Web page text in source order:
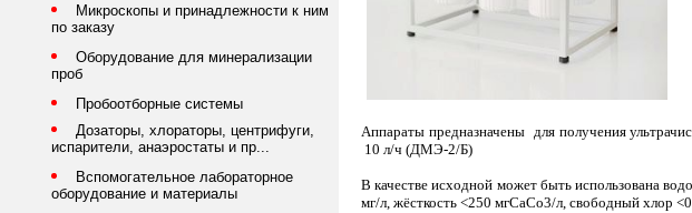
Микроскопы и принадлежности к ним
по заказу
Оборудование для минерализации
проб
Пробоотборные системы
Дозаторы, хлораторы, центрифуги,
испарители, анаэростаты и пр...
Вспомогательное лабораторное
оборудование и материалы
Аппараты предназначены для получения
10 л/ч (ДМЭ-2/Б)
В качестве исходной может быть использована
мг/л, жёсткость <250 мгCaCo3/л, свободный хлор